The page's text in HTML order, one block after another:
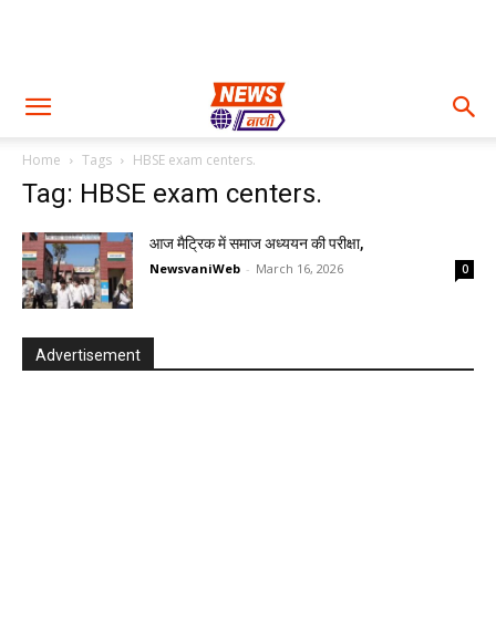
Home Tags HBSE exam centers.
Tag: HBSE exam centers.
आज मैट्रिक में समाज अध्ययन की परीक्षा,
NewsvaniWeb - March 16, 2026 0
Advertisement